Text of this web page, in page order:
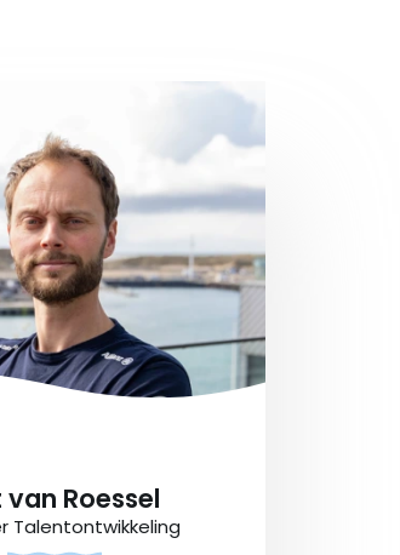
van Roessel
Talentontwikkeling